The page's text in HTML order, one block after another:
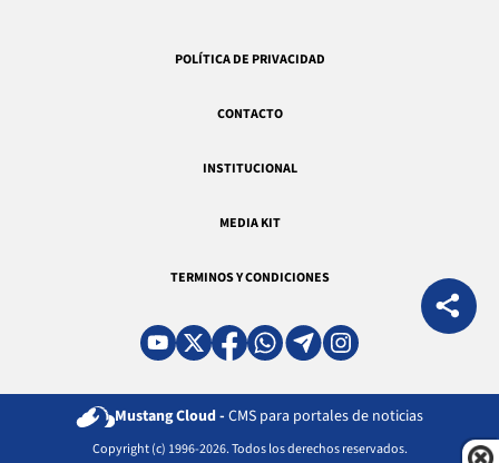
POLÍTICA DE PRIVACIDAD
CONTACTO
INSTITUCIONAL
MEDIA KIT
TERMINOS Y CONDICIONES
Mustang Cloud - CMS para portales de noticias
Copyright (c) 1996-2026. Todos los derechos reservados.